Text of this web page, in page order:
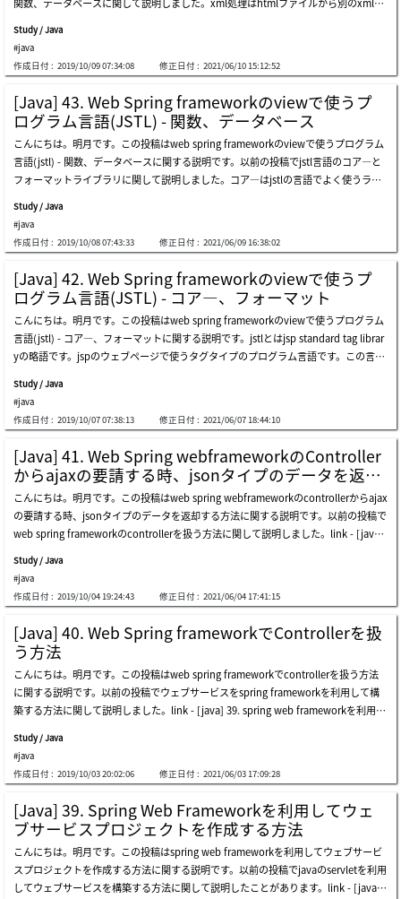
neityクラスファイルはobjectタイプで設定されています。bitタイプは物理的には0
と1、論理的にはtrueとfalseのデータを使います。なので、プログラムにはboolean
も、joinの状況によりクラスがたくさん生成される結果になります。そうすればクラ
スが多くなって管理が大変になるし、テーブル修正がある場合に作業が多いです。個
人的にこの２つの問題を解決するしデータベースのツリー構造のデータをプログラム
のクラスタイプの連結リストタイプの構造に変換するフレームワークをormフレーム
ワークといいます。javaののormフレームワークは種類が多いです。hibernateとい
うこともあるし、domaのseasorということもあります。私の場合は昔ibatisという
フレームワークも使ったことがあります。いつからかは知りませんが、java側ではjp
a(java persistence api)というフレームワークがjavaの標準ormに指定されました。
最近はjava ideツールのeclipseでjpaフレームワークを扱いやすく支援しています。
なので最近の雰囲気はjpaをormに選択して使うことが標準になっています。jpaを使
うためにはmavenでライブラリを連結しなければならないです。「pom.xml」で２
つのライブラリを連結しましょう。一番目のdependencyはjpaライブラリです。二
番目のde
通信する方法をよく使うし、そのことに関してライブラリも多いし、使い方も使いや
すいのでこのxmlライブラリをよく使いません。しかし地域化(localization)やメッセ
ージのデータを取得するために使うこともあるので知ってる方がよいです。xmlライ
ブラリまず、xmlライブラリを使うためにはpom.xmlにライブラリを追加しなければ
ならないです。まず、xmlファイルの一つを生成しましょう。ここでこのxmlファイ
ルのパスはウェブブラウザ状態のパスではなく、サーバ側のディレクトリパスです。
なぜならviewのファイルはサーバ側でcontrollerのデータとviewのjstl言語のファイ
ルのデータを結合して最終のhtmlをブラウザに応答することです。なのでjstlはブラ
ウザ側のパスではなく、サーバ側のパスを考えて作成しなければならないです。xml
パーシングと出力 &lt;x:parse /&gt;, &lt;x:out /&gt;xmlデータの繰り返し &lt;x:forea
ch /&gt;xmlデータを変数に置換 &lt;x:set /&gt;xmlデータの分岐文 &lt;x:if /&gt;xml
データの分岐文 &lt;x:choise /&gt;, &lt;x:when /&gt;, &lt;x:otherwise /&gt;xslファイ
ルと結合 &lt;x:transform /&gt;, &lt;x:param /&gt;xslファイルとはxmlスタイルシー
トファイルだと思えばよいです。(extensible stylesheet language)つまり、xml構造
とxslファイルを結合して一つのhtmlファイルを作ることです。cssを使ったらxml構
造とxslファイルを結合するとスタイルシ
Study / Java
#java
作成日付 : 2019/10/09 07:34:08 修正日付 : 2021/06/10 15:12:52
[Java] 43. Web Spring frameworkのviewで使うプ
ログラム言語(JSTL) - 関数、データベース
こんにちは。明月です。この投稿はweb spring frameworkのviewで使うプログラム
言語(jstl) - 関数、データベースに関する説明です。以前の投稿でjstl言語のコア―と
フォーマットライブラリに関して説明しました。コア―はjstlの言語でよく使うライ
く使わないですが、よく使うライブラリの一つです。ここで使う関数ライブラリは文
字の関するライブラリですが、普通は文字処理に関してはjspファイルで処理するこ
とよりサーバ側、controller側に処理した後、結果だけ出力することが普通です。も
ちろん、データベースライブラリもjspファイルで処理することよりcontroller側で処
理することが普通です。つまり、最近はよく使うライブラリではないですが、以前に
はよく使うライブラリだったし、仕様によって使われる可能性があるので簡単に説明
します。関数ライブラリコア―とフォーマットライブラリはjstlをタグタイプに使い
ました。でも、関数ライブラリは値を表す方式がドルマークと中括弧(${データ})形式
に使います。文字含め可否 fn:contains(string, sbustring)文字含め可否(大小文字無
視) fn:containsignorecase(string, sbustring)文字列がprefixで始まる可否 fn:startsw
ith(string, prefix)文字列がsuffixで終わる可否 fn:endswith(string, suffix)特殊文字
(&lt;, &gt;, &amp;, ', ")をxmlエンティティコード(&amp;lt;, &amp;gt;, &amp;, &am
p;#039, &amp;#034)に変換 fn:escapexml(string)一致する文字列のインデックス fn:i
ndexof(string, sbustring)文字列をseparatorの文字によって配列に分離 fn:split(stri
ng, separator)配列をseparatorの文字で結合 fn:join(array, separator)文字列の長さ
を返却 fn:length(string)strin
Study / Java
#java
作成日付 : 2019/10/08 07:43:33 修正日付 : 2021/06/09 16:38:02
[Java] 42. Web Spring frameworkのviewで使うプ
ログラム言語(JSTL) - コア―、フォーマット
こんにちは。明月です。この投稿はweb spring frameworkのviewで使うプログラム
言語(jstl) - コア―、フォーマットに関する説明です。jstlとはjsp standard tag librar
yの略語です。jspのウェブページで使うタグタイプのプログラム言語です。この言語
でも使えます。以前、開発者(デベロッパー)とウェブデザイナーの業務が分けて開発
する時代にウェブデザイナーさんがプログラム言語に慣れてないし使いにくい時、デ
ザイナー専用言語という話(?)がある時がありました。この話が本当かは知りません
が、確実にjavaプログラム言語より簡単だし使いやすいです。そしてプロジェクト中
で作成したプログラム言語と別の概念なのでcontrollerとview、つまりfront-endとb
ack-endが区分されて開発することができます。この話はプロジェクト工程の話です
が、back-endはデータベースやサーバ環境設定、構成する開発を担当するし、front
-endはcssやjavascript言語を使ってプログラムすることの意味です。でも、私の場
合はそんなに区分して開発したことがありませんね。開発経歴は少ない時にはウェブ
デザイナーからウェブデザインのイメージなどを渡って受けたら仕様によりcssに変
換、javascriptを作成するし、以降にはajax概念ができて、データ値はjavascriptで処
理することにしました。その後、bootstrapなどで開発者に合わせる画面開発方法や
工程概念ができて画面から納品まで開発者(デベロッパー)がすべて担当して作業しま
した。いつかウェブデザイナーという方がプロジェクトから見たことがないですね。
単純な私の経験なので一般的にはありません。なので最近はプロジェクトを立ち上が
って完成するには勉強しなければならないことが多いですね。jstlの話に戻ってま
ず、jstlを使うためにはpom.xmlにライブラリを追加しなければならないです。そし
てjstlライブラリを使うためにはjspファイルの上に宣言して使ったらよいです。jstlを
使う方法にはライブラリより接頭辞の使い方が違います。まず、ライブラリの週類は
五つあります。一般プログラム言語を処理する変数宣言、出力、簡単な条件文、
Study / Java
#java
作成日付 : 2019/10/07 07:38:13 修正日付 : 2021/06/07 18:44:10
[Java] 41. Web Spring webframeworkのController
からajaxの要請する時、jsonタイプのデータを返却
する方法
こんにちは。明月です。この投稿はweb spring webframeworkのcontrollerからajax
の要請する時、jsonタイプのデータを返却する方法に関する説明です。以前の投稿で
web spring frameworkのcontrollerを扱う方法に関して説明しました。link - [java]
ら要請すると実行する関数を探して実行します。その後、ウェブブラウザに応答する
役割までします。しかし、ここでcontrollerメソッドは基本的にstring値をリターン
することになっています。このstringタイプはviewファイル名を探すために作成する
ことになっています。でも、我々がajaxでウェブページのhtmlのデータを受け取る場
合もありますが、普通はjsonタイプでデータを受け取る方法が普通ですね。そうした
ら、viewのhtmlファイルをマッピングすればだめですね。逆にリターン値でデータ
値を格納して受け取る必要があります。サーブレットみたいですね。リターン値をn
ullや文字がないstringタイプでリターンしてパラメータのhttpservletresponseのget
writerの関数は使うことはどうでしょう。可能です。でも、そうことにしたらspring
frameworkでサーブレット文法を使う気がしますね。それならもっとspringらしいな
作成する方法に関して説明します。以前私がspring環境を設定する時、mvc-config.x
mlで設定していることに説明したことがあります。link - [java] 39. spring web fram
eworkを利用してウェブサービスプロジェクトを作成する方法ここでajaxのための設
定を追加しましょう。先にmvc-ajax-config.xmlを追加します。上のxml設定ファイ
ルをweb.xmlに設定しましょう。以前のコントローラーパッケージはcontrollerだっ
たですが、ajaxコントローラーパッケージはcontroller.ajaxです。contoller.ajaxパッ
ケージ中でクラスを生成します。ここのポイントは@responsebodyのアトリビュー
トです。@responsebodyを設定するとviewを探索しな
Study / Java
#java
作成日付 : 2019/10/04 19:24:43 修正日付 : 2021/06/04 17:41:15
[Java] 40. Web Spring frameworkでControllerを扱
う方法
こんにちは。明月です。この投稿はweb spring frameworkでcontrollerを扱う方法
に関する説明です。以前の投稿でウェブサービスをspring frameworkを利用して構
築する方法に関して説明しました。link - [java] 39. spring web frameworkを利用し
r)から要請があればホストを取り除いたアドレス値をパーシングして当該なメソッド
を呼び出す機能です。このアドレス値でパーシングしてメソッドを呼び出す時に一番
やりやすい方法は各のページで呼び出す方法をあり、よく使いますが、その以外には
複数ページや正規表現の方法で呼び出す方法もあります。または呼び出すヘッダーの
情報やパラメータの値によって呼び出す方法もあります。@requestmapping@requ
estmappingとはウェブから要請されたらアドレス値によって探索が可能にするアト
リビュートです。このアトリビュートはクラスとメソッドに使えます。上の例をみれ
ば「/home/index.html」を呼び出したらindex関数が実行されたことを確認できま
す。requestmappingは一つのページをマッピングすることではなく、複数のアドレ
Study / Java
#java
作成日付 : 2019/10/03 20:02:06 修正日付 : 2021/06/03 17:09:28
[Java] 39. Spring Web Frameworkを利用してウェ
ブサービスプロジェクトを作成する方法
こんにちは。明月です。この投稿はspring web frameworkを利用してウェブサービ
スプロジェクトを作成する方法に関する説明です。以前の投稿でjavaのservletを利用
してウェブサービスを構築する方法に関して説明したことがあります。link - [java]